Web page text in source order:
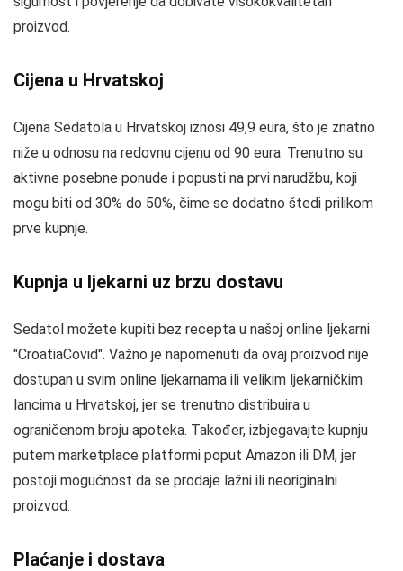
proizvod.
Cijena u Hrvatskoj
Cijena Sedatola u Hrvatskoj iznosi 49,9 eura, što je znatno
niže u odnosu na redovnu cijenu od 90 eura. Trenutno su
aktivne posebne ponude i popusti na prvi narudžbu, koji
mogu biti od 30% do 50%, čime se dodatno štedi prilikom
prve kupnje.
Kupnja u ljekarni uz brzu dostavu
Sedatol možete kupiti bez recepta u našoj online ljekarni
"CroatiaCovid". Važno je napomenuti da ovaj proizvod nije
dostupan u svim online ljekarnama ili velikim ljekarničkim
lancima u Hrvatskoj, jer se trenutno distribuira u
ograničenom broju apoteka. Također, izbjegavajte kupnju
putem marketplace platformi poput Amazon ili DM, jer
postoji mogućnost da se prodaje lažni ili neoriginalni
proizvod.
Plaćanje i dostava